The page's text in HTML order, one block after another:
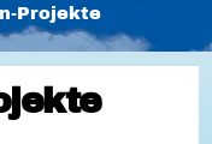
Projekte